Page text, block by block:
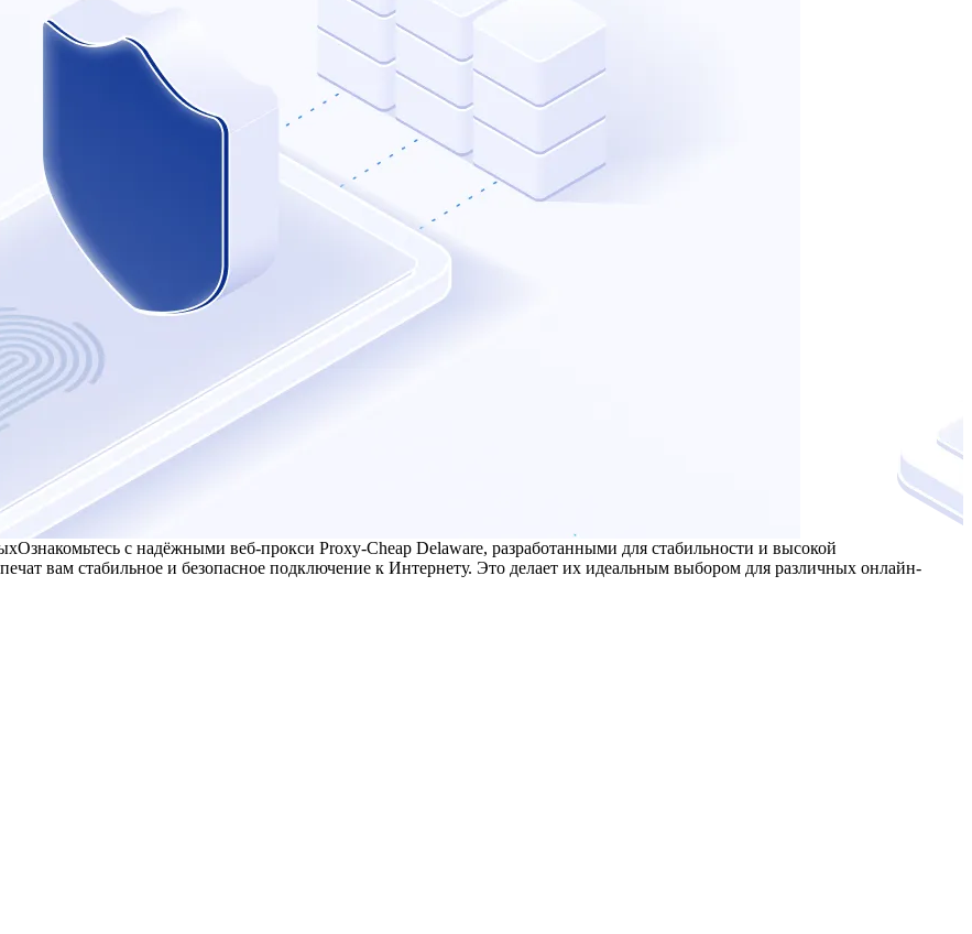
Ознакомьтесь с надёжными веб-прокси Proxy-Cheap Delaware, разработанными для стабильности и высокой
вам стабильное и безопасное подключение к Интернету. Это делает их идеальным выбором для различных онлайн-